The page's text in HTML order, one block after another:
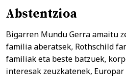
Abstentzioa
Bigarren Mundu Gerra amaitu
familia aberatsek, Rothschild
familiak eta beste batzuek,
interesak zeuzkatenek,